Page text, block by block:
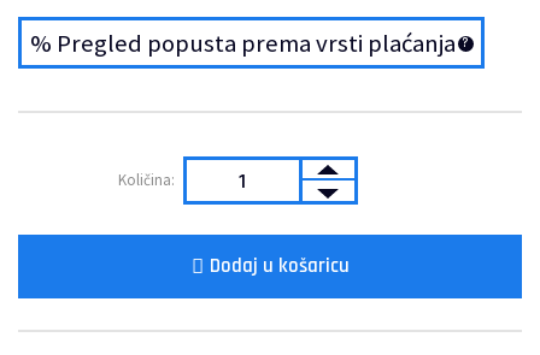
% Pregled popusta prema vrsti plaćanja
Dodaj u košaricu